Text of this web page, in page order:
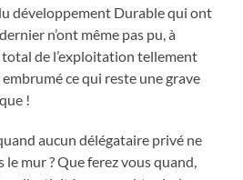
développement Durable qui ont
n’ont même pas pu, à
de l’exploitation tellement
ce qui reste une grave
!
aucun délégataire privé ne
mur ? Que ferez vous quand,